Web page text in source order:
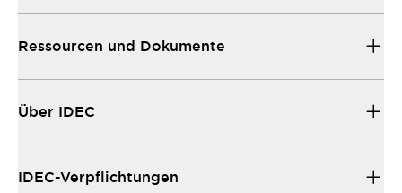
Ressourcen und Dokumente
Über IDEC
IDEC-Verpflichtungen